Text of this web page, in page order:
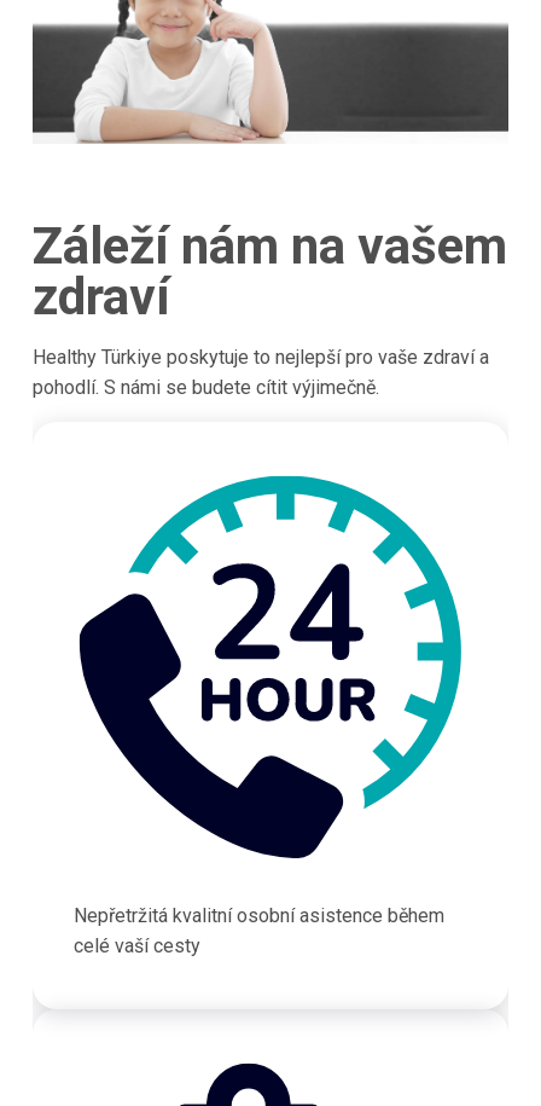
Záleží nám na vašem
zdraví
Healthy Türkiye poskytuje to nejlepší pro vaše zdraví a
pohodlí. S námi se budete cítit výjimečně.
Nepřetržitá kvalitní osobní asistence během
celé vaší cesty